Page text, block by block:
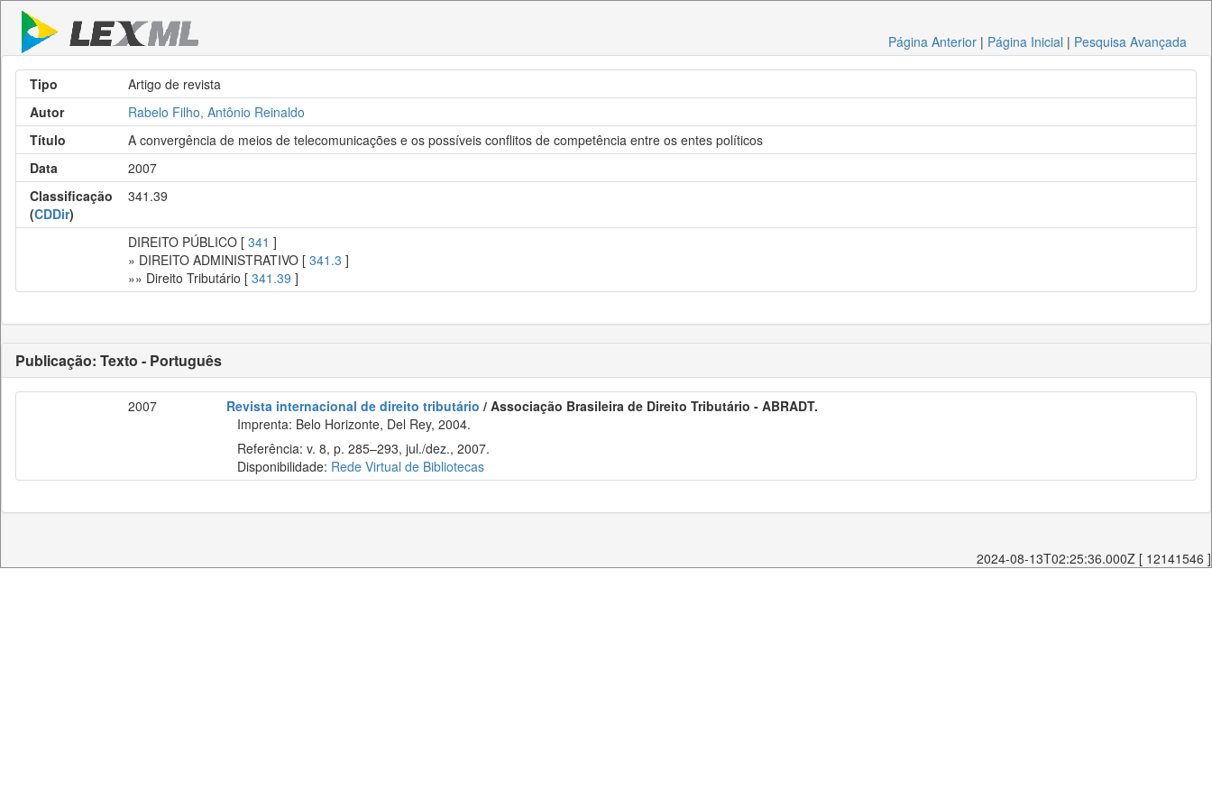
Página Anterior | Página Inicial | Pesquisa Avançada
Tipo
Artigo de revista
Autor
Rabelo Filho, Antônio Reinaldo
Título
A convergência de meios de telecomunicações e os possíveis conflitos de competência entre os entes políticos
Data
2007
Classificação
(CDDir)
341.39
DIREITO PÚBLICO [ 341 ]
» DIREITO ADMINISTRATIVO [ 341.3 ]
»» Direito Tributário [ 341.39 ]
Publicação: Texto - Português
2007 Revista internacional de direito tributário / Associação Brasileira de Direito Tributário - ABRADT.
Imprenta: Belo Horizonte, Del Rey, 2004.
Referência: v. 8, p. 285–293, jul./dez., 2007.
Disponibilidade: Rede Virtual de Bibliotecas
2024-08-13T02:25:36.000Z [ 12141546 ]